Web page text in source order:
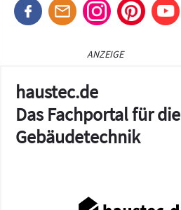
ANZEIGE
haustec.de
Das Fachportal für die
Gebäudetechnik